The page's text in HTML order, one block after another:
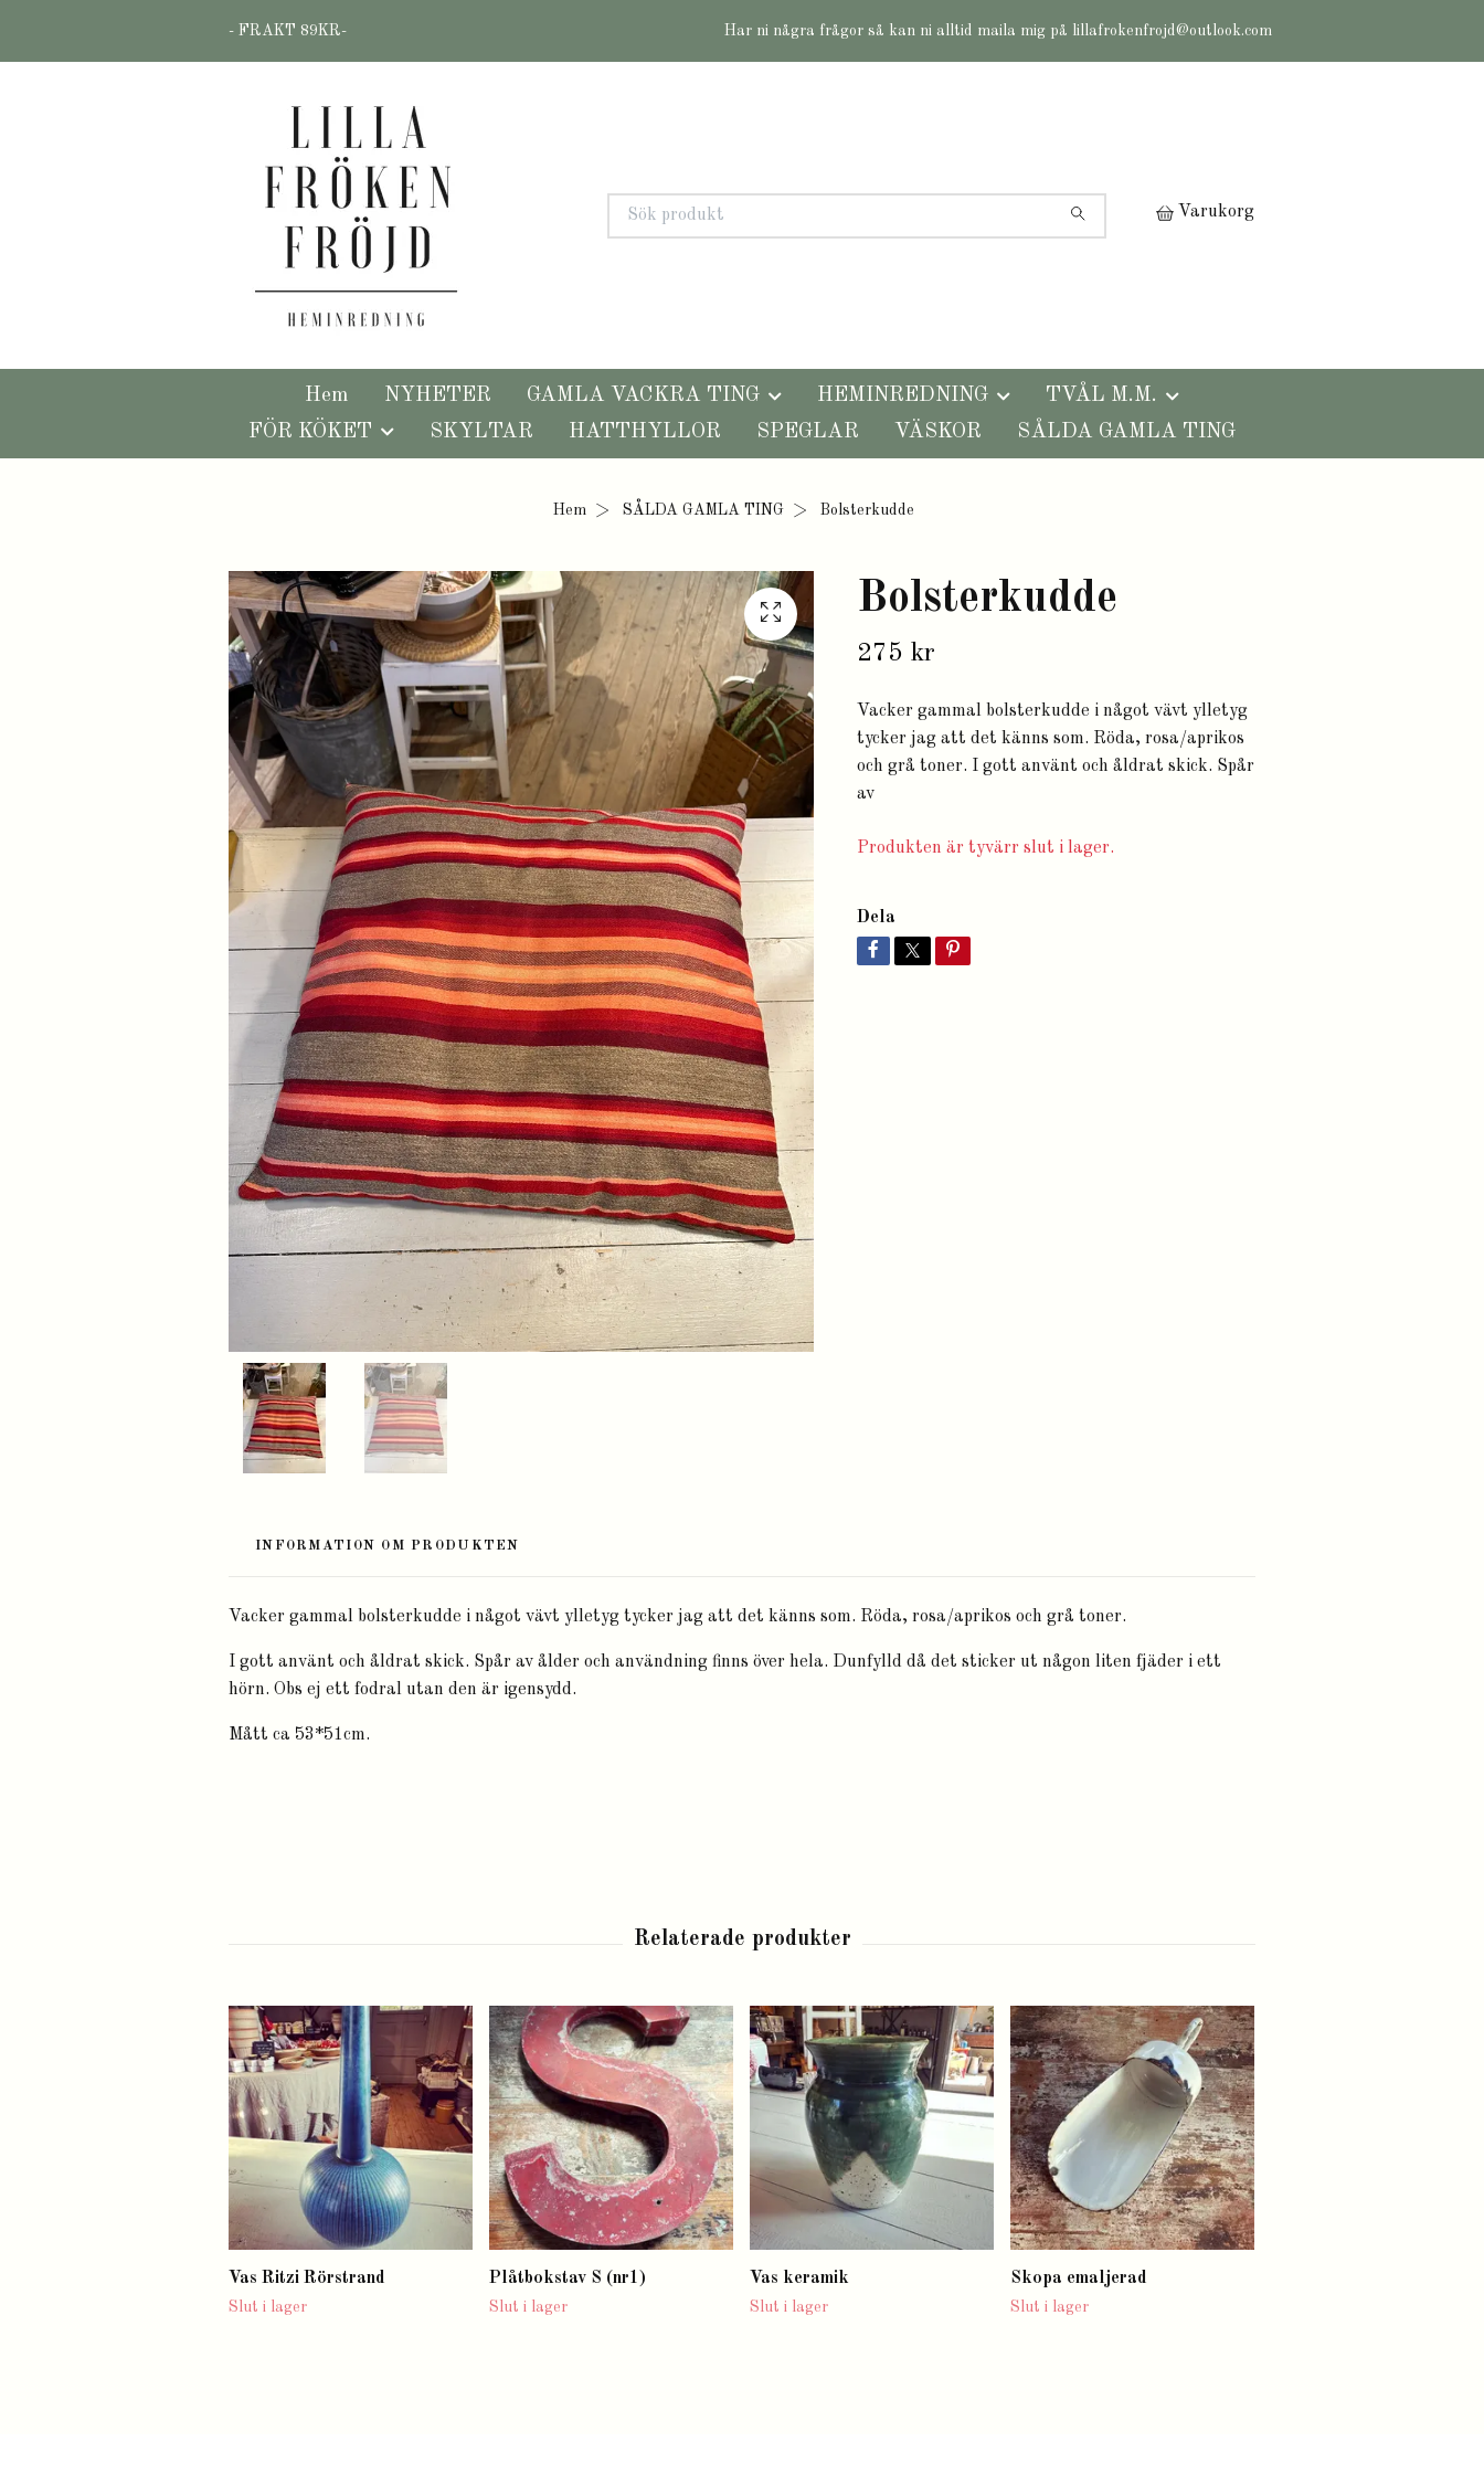
- FRAKT 89KR- Har ni några frågor så kan ni alltid maila mig på lillafrokenfrojd@outlook.com
Varukorg
Hem NYHETER GAMLA VACKRA TING HEMINREDNING
TVÅL M.M.
FÖR KÖKET
SKYLTAR HATTHYLLOR SPEGLAR VÄSKOR SÅLDA GAMLA TING
Hem SÅLDA GAMLA TING Bolsterkudde
Bolsterkudde
275 kr
Vacker gammal bolsterkudde i något vävt ylletyg
tycker jag att det känns som. Röda, rosa/aprikos
och grå toner. I gott använt och åldrat skick. Spår
av
Produkten är tyvärr slut i lager.
Dela
INFORMATION OM PRODUKTEN
Vacker gammal bolsterkudde i något vävt ylletyg tycker jag att det känns som. Röda, rosa/aprikos och grå toner.
I gott använt och åldrat skick. Spår av ålder och användning finns över hela. Dunfylld då det sticker ut någon liten fjäder i ett
hörn. Obs ej ett fodral utan den är igensydd.
Mått ca 53*51cm.
Vas Ritzi Rörstrand
Slut i lager
Plåtbokstav S (nr1)
Slut i lager
Vas keramik
Slut i lager
Skopa emaljerad
Slut i lager